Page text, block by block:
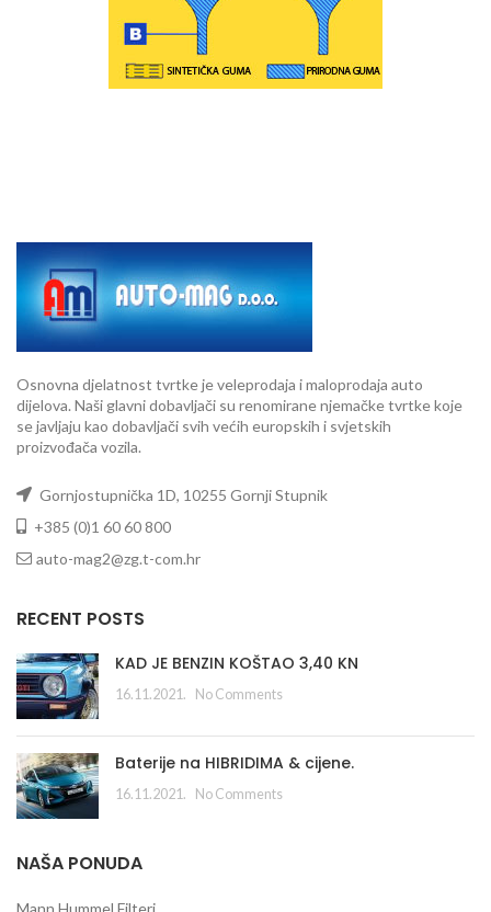
Osnovna djelatnost tvrtke je veleprodaja i maloprodaja auto
dijelova. Naši glavni dobavljači su renomirane njemačke tvrtke koje
se javljaju kao dobavljači svih većih europskih i svjetskih
proizvođača vozila.
Gornjostupnička 1D, 10255 Gornji Stupnik
+385 (0)1 60 60 800
auto-mag2@zg.t-com.hr
RECENT POSTS
KAD JE BENZIN KOŠTAO 3,40 KN
16.11.2021. No Comments
Baterije na HIBRIDIMA & cijene.
16.11.2021. No Comments
NAŠA PONUDA
Mann Hummel Filteri